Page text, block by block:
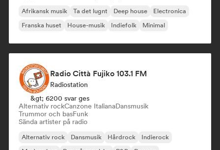
Afrikansk musik Ta det lugnt Deep house
Electronica
Franska huset
House-musik Indiefolk Minimal
Radio Città Fujiko 103.1 FM
Radiostation
&gt; 6200 svar ges
Alternativ rockCanzone ItalianaDansmusik
Trummor och basFunk
Sända artister på radio
Alternativ rock Dansmusik Hårdrock
Indierock